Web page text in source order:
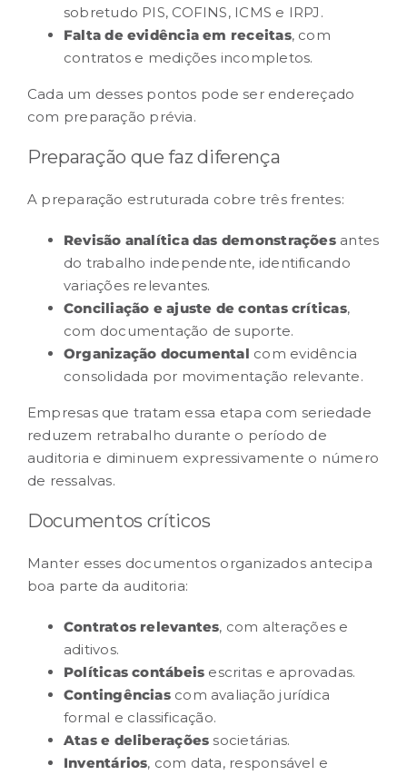
sobretudo PIS, COFINS, ICMS e IRPJ.
Falta de evidência em receitas, com
contratos e medições incompletos.
Cada um desses pontos pode ser endereçado
com preparação prévia.
Preparação que faz diferença
A preparação estruturada cobre três frentes:
Revisão analítica das demonstraçõesantes
do trabalho independente, identificando
variações relevantes.
Conciliação e ajuste de contas críticas,
com documentação de suporte.
Organização documental com evidência
consolidada por movimentação relevante.
Empresas que tratam essa etapa com seriedade
reduzem retrabalho durante o período de
auditoria e diminuem expressivamente o número
de ressalvas.
Documentos críticos
Manter esses documentos organizados antecipa
boa parte da auditoria:
Contratos relevantes, com alterações e
aditivos.
Políticas contábeis escritas e aprovadas.
Contingênciascom avaliação jurídica
formal e classificação.
Atas e deliberações societárias.
Inventários, com data, responsável e